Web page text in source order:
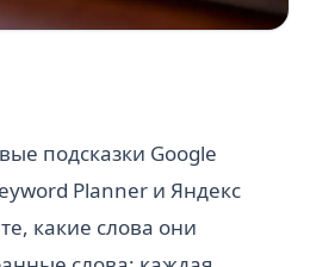
подсказки Google
Planner и Яндекс
какие слова они